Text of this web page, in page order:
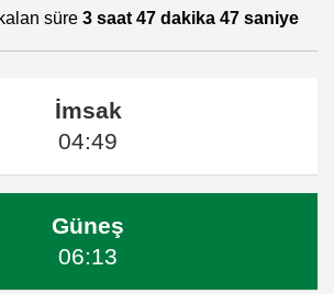
süre 3 saat 47 dakika 47 saniye
İmsak
04:49
Güneş
06:13